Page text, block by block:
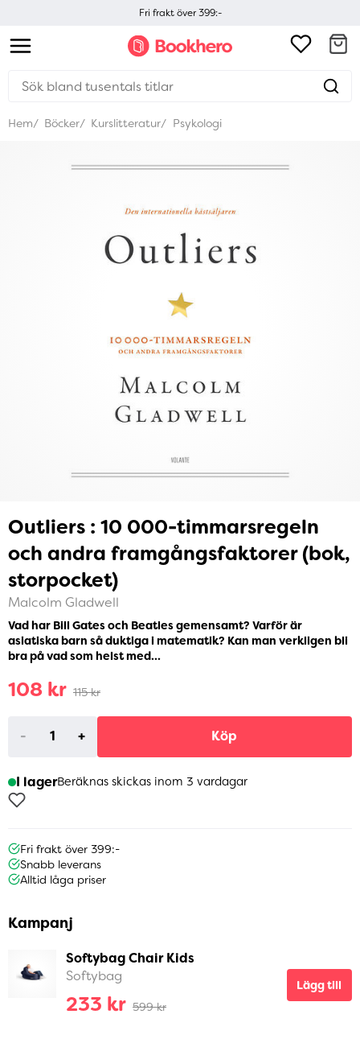
Fri frakt över 399:-
Hem Böcker Kurslitteratur Psykologi
Outliers : 10 000-timmarsregeln
och andra framgångsfaktorer (bok,
storpocket)
Malcolm Gladwell
Vad har Bill Gates och Beatles gemensamt? Varför är
asiatiska barn så duktiga i matematik? Kan man verkligen bli
bra på vad som helst med...
108 kr 115 kr
- + Köp
I lagerBeräknas skickas inom 3 vardagar
Fri frakt över 399:-
Snabb leverans
Alltid låga priser
Kampanj
Softybag Chair Kids
Softybag
233 kr 599 kr
Lägg till